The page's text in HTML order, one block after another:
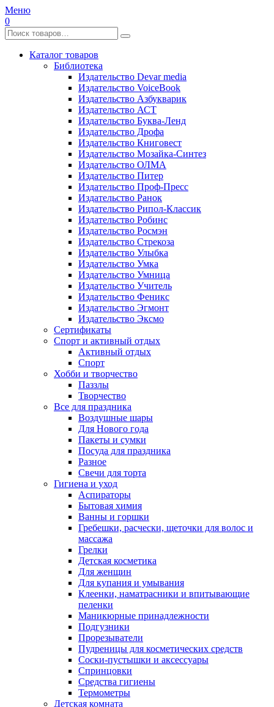
Меню
0
Каталог товаров
Библиотека
Издательство Devar media
Издательство VoiceBook
Издательство Азбукварик
Издательство АСТ
Издательство Буква-Ленд
Издательство Дрофа
Издательство Книговест
Издательство Мозайка-Синтез
Издательство ОЛМА
Издательство Питер
Издательство Проф-Пресс
Издательство Ранок
Издательство Рипол-Классик
Издательство Робинс
Издательство Росмэн
Издательство Стрекоза
Издательство Улыбка
Издательство Умка
Издательство Умница
Издательство Учитель
Издательство Феникс
Издательство Эгмонт
Издательство Эксмо
Сертификаты
Спорт и активный отдых
Активный отдых
Спорт
Хобби и творчество
Паззлы
Творчество
Все для праздника
Воздушные шары
Для Нового года
Пакеты и сумки
Посуда для праздника
Разное
Свечи для торта
Гигиена и уход
Аспираторы
Бытовая химия
Ванны и горшки
Гребешки, расчески, щеточки для волос и
массажа
Грелки
Детская косметика
Для женщин
Для купания и умывания
Клеенки, наматрасники и впитывающие
пеленки
Маникюрные принадлежности
Подгузники
Прорезыватели
Пудреницы для косметических средств
Соски-пустышки и аксессуары
Спринцовки
Средства гигиены
Термометры
Детская комната